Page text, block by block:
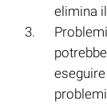
elimina